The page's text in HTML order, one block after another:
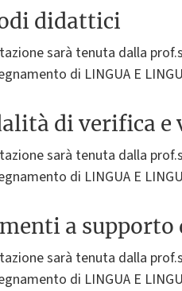
didattici
sarà tenuta dalla
di LINGUA E
di verifica e
sarà tenuta dalla
di LINGUA E
a
sarà tenuta dalla
di LINGUA E